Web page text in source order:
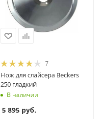
7
Нож для слайсера Beckers
250 гладкий
В наличии
5 895 руб.